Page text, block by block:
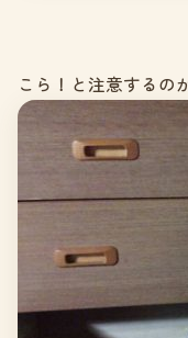
こら！と注意するの